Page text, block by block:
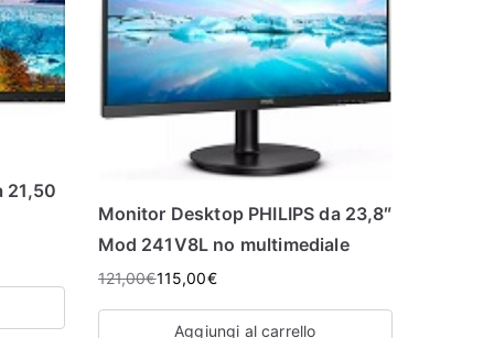
21,50
Monitor Desktop PHILIPS da 23,8″
Mod 241V8L no multimediale
121,00€115,00€
Aggiungi al carrello